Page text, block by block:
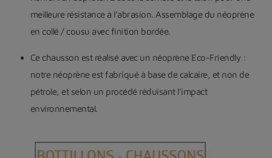
meilleure résistance à l’abrasion. Assemblage du néoprène
en collé / cousu avec finition bordée.
Ce chausson est réalisé avec un néoprène Eco-Friendly :
notre néoprène est fabriqué à base de calcaire, et non de
pétrole, et selon un procédé réduisant l'impact
environnemental.